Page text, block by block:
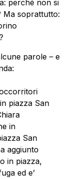
perché non si
Ma soprattutto:
parole – e
piazza San
in
San
aggiunto
in piazza,
ed e’